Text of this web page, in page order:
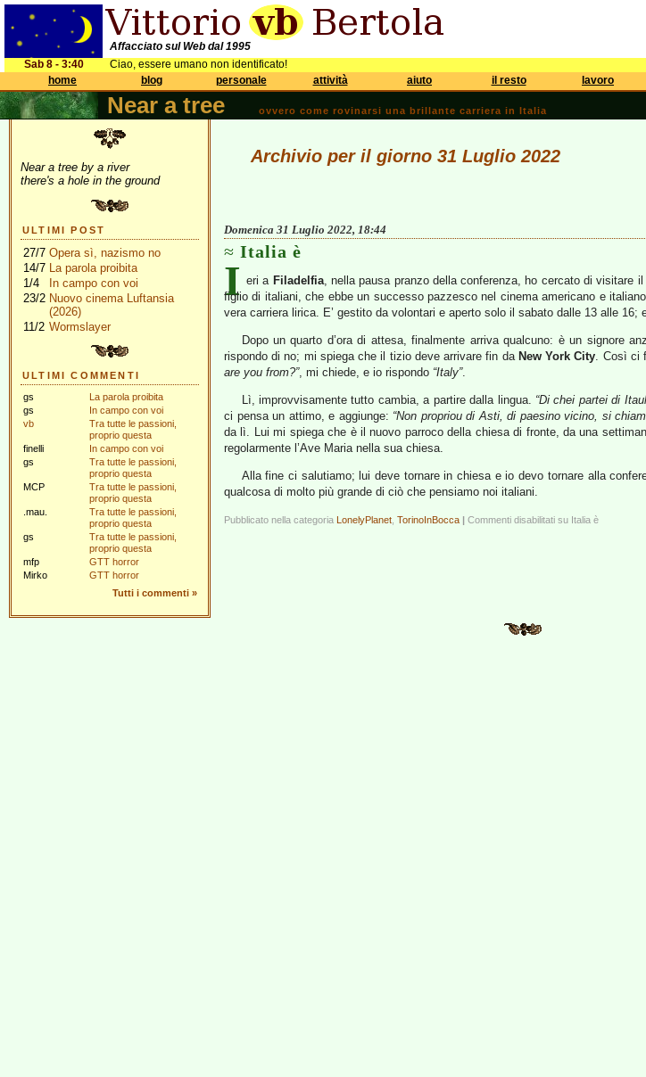
Affacciato sul Web dal 1995
Sab 8 - 3:40
Ciao, essere umano non identificato!
home
blog personale attività aiuto il resto lavoro
Near a tree ovvero come rovinarsi una brillante carriera in Italia
Near a tree by a river
there's a hole in the ground
ULTIMI POST
27/7 Opera sì, nazismo no
14/7 La parola proibita
1/4
In campo con voi
23/2 Nuovo cinema Luftansia
(2026)
11/2 Wormslayer
ULTIMI COMMENTI
gs
La parola proibita
gs
In campo con voi
vb
Tra tutte le passioni,
proprio questa
finelli
In campo con voi
gs
Tra tutte le passioni,
proprio questa
MCP
Tra tutte le passioni,
proprio questa
.mau.
Tra tutte le passioni,
proprio questa
gs
Tra tutte le passioni,
proprio questa
mfp
GTT horror
Mirko
GTT horror
Tutti i commenti »
Archivio per il giorno 31 Luglio 2022
Domenica 31 Luglio 2022, 18:44
Italia è
I eri a Filadelfia, nella pausa pranzo della conferenza, ho cercato di visitare
figlio di italiani, che ebbe un successo pazzesco nel cinema americano e
vera carriera lirica. E’ gestito da volontari e aperto solo il sabato dalle 13 alle
Dopo un quarto d’ora di attesa, finalmente arriva qualcuno: è un signore
rispondo di no; mi spiega che il tizio deve arrivare fin da New York City. Così ci
are you from?”, mi chiede, e io rispondo “Italy”.
Lì, improvvisamente tutto cambia, a partire dalla lingua. “Di chei partei di
ci pensa un attimo, e aggiunge: “Non propriou di Asti, di paesino vicino, si
da lì. Lui mi spiega che è il nuovo parroco della chiesa di fronte, da una
regolarmente l’Ave Maria nella sua chiesa.
Alla fine ci salutiamo; lui deve tornare in chiesa e io devo tornare alla
qualcosa di molto più grande di ciò che pensiamo noi italiani.
Pubblicato nella categoria LonelyPlanet TorinoInBocca | Commenti disabilitati su Italia è